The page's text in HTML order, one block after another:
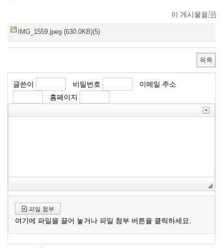
이 게시물을
IMG_1559.jpeg (630.0KB)(5)
목록
글쓴이 비밀번호
이메일 주소
홈페이지
파일 첨부
여기에 파일을 끌어 놓거나 파일 첨부 버튼을 클릭하세요.